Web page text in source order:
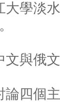
大學淡
文與俄
論四個